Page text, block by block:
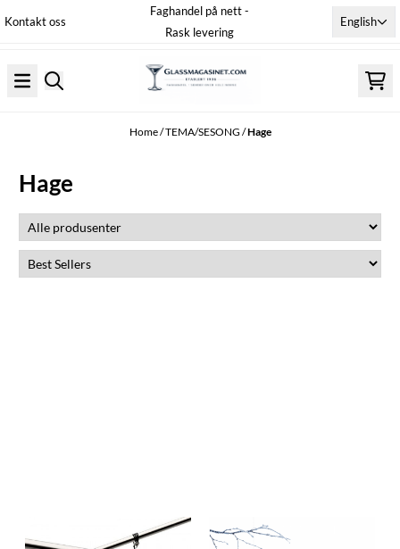
Skip to content
Kontakt oss
Faghandel på nett -
Rask levering
English
Home/TEMA/SESONG /Hage
Hage